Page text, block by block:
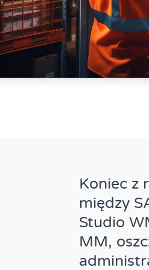
Koniec z
między
Studio
MM,